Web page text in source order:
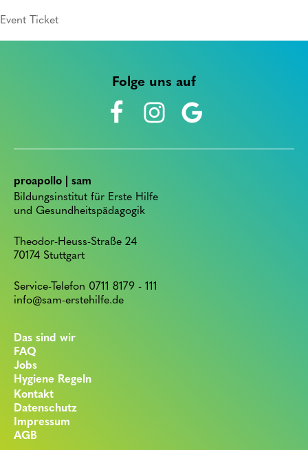
Event Ticket
Folge uns auf
proapollo | sam
Bildungsinstitut für Erste Hilfe
und Gesundheitspädagogik
Theodor-Heuss-Straße 24
70174 Stuttgart
Service-Telefon 0711 8179 - 111
info@sam-erstehilfe.de
Das sind wir
FAQ
Jobs
Hygiene Regeln
Kontakt
Datenschutz
Impressum
AGB